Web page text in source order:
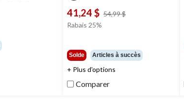
41,24 $ 54,99 $
Rabais 25%
Solde Articles à succès
+ Plus d'options
Comparer